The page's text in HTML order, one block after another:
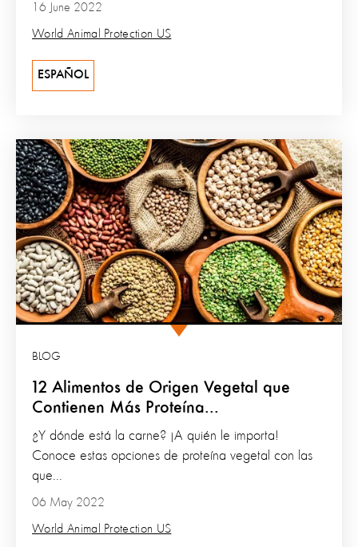
16 June 2022
World Animal Protection US
ESPAÑOL
12 Alimentos de Origen Vegetal que
Contienen Más Proteína...
BLOG
06 May 2022
World Animal Protection US
¿Y dónde está la carne? ¡A quién le importa!
Conoce estas opciones de proteína vegetal con las
que...